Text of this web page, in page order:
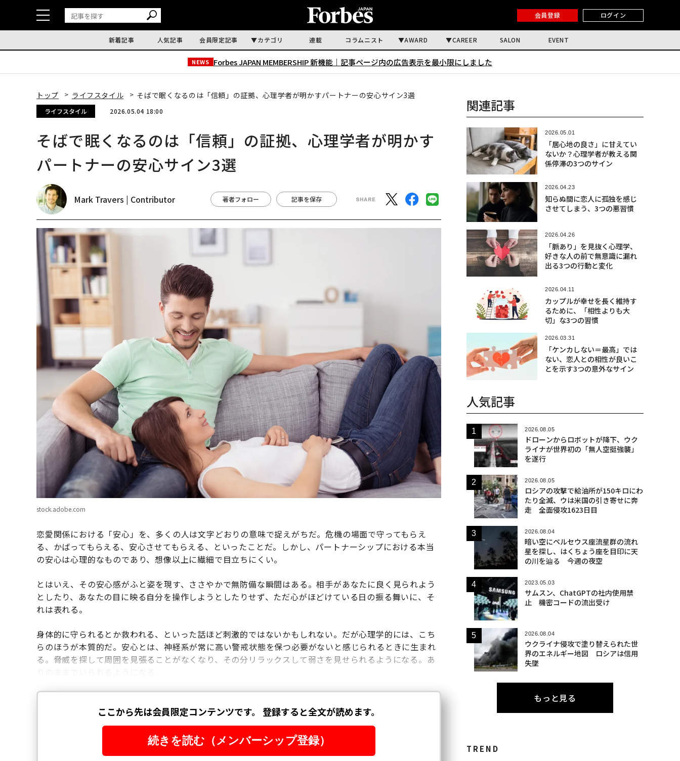
会員登録 ログイン
新着記事 人気記事 会員限定記事 カテゴリ 連載 コラムニスト AWARD CAREER SALON EVENT
NEWS Forbes JAPAN MEMBERSHIP 新機能｜ 記事ページ内の広告表示を最小限にしました
トップ ライフスタイル そばで眠くなるのは「信頼」の証拠、心理学者が明かすパートナーの安心サイン3選
ライフスタイル 2026.05.04 18:00
そばで眠くなるのは「信頼」の証拠、心理学者が明かす
パートナーの安心サイン3選
Mark Travers | Contributor 著者フォロー 記事を保存
stock.adobe.com
恋愛関係における「安心」を、多くの人は文字どおりの意味で捉えがちだ。危機の場面で守ってもらえ
る、かばってもらえる、安心させてもらえる、といったことだ。しかし、パートナーシップにおける本当
の安心は心理的なものであり、想像以上に繊細で目立ちにくい。
とはいえ、その安心感がふと姿を現す、ささやかで無防備な瞬間はある。相手があなたに良く見られよう
としたり、あなたの目に映る自分を操作しようとしたりせず、ただ心がほどけている日の振る舞いに、そ
れは表れる。
身体的に守られるとか救われる、といった話ほど刺激的ではないかもしれない。だが心理学的には、こち
らのほうが本質的だ。安心とは、神経系が常に高い警戒状態を保つ必要がないと感じられるときに生まれ
る。脅威を探して周囲を見張ることがなくなり、その分リラックスして弱さを見せられるようになる。あ
関連記事
2026.05.01
「居心地の良さ」に甘えてい
ないか？心理学者が教える関
係停滞の3つのサイン
2026.04.23
知らぬ間に恋人に孤独を感じ
させてしまう、3つの悪習慣
2026.04.26
「脈あり」を見抜く心理学、
好きな人の前で無意識に漏れ
出る3つの行動と変化
2026.04.11
カップルが幸せを長く維持す
るために、「相性よりも大
切」な3つの習慣
2026.03.31
「ケンカしない＝最高」では
ない、恋人との相性が良いこ
とを示す3つの意外なサイン
人気記事
2026.08.05
ドローンからロボットが降下、ウク
ライナが世界初の「無人空挺強襲」
を遂行
2026.08.05
ロシアの攻撃で給油所が150キロにわ
たり全滅、ウは米国の引き寄せに奔
走 全面侵攻1623日目
2026.08.04
暗い空にペルセウス座流星群の流れ
星を探し、はくちょう座を目印に天
の川を辿る 今週の夜空
2023.05.03
サムスン、ChatGPTの社内使用禁
止 機密コードの流出受け
2026.08.04
ウクライナ侵攻で塗り替えられた世
界のエネルギー地図 ロシアは信用
失墜
もっと見る
TREND